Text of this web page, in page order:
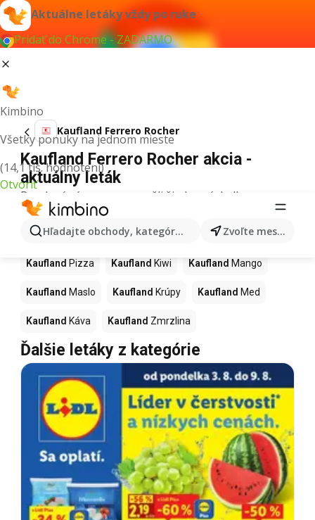
Aktuálne letáky vždy po ruke
Pridať do Chrome - ZADARMO
Kimbino
Všetky ponuky na jednom mieste
(14,1 tis. hodnotení)
Otvoriť
Hľadajte obchody, kategórie, produkty... Zvoľte mesto
Kaufland Ferrero Rocher
Kaufland Ferrero Rocher akcia -
aktuálny leták
Pre daný výraz sme nenašli žiadne výsledky.
Ďalšie produkty v obchodoch
Kaufland
Kaufland Pizza Kaufland Kiwi Kaufland Mango
Kaufland Maslo Kaufland Krúpy Kaufland Med
Kaufland Káva Kaufland Zmrzlina
Ďalšie letáky z kategórie